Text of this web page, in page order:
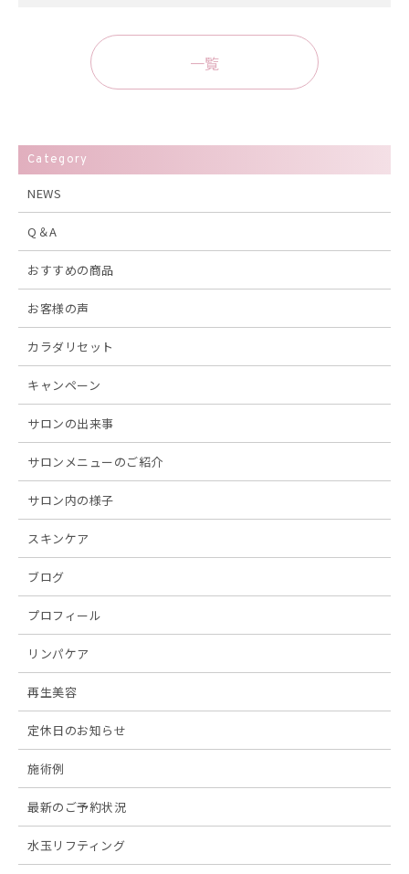
一覧
Category
NEWS
Q＆A
おすすめの商品
お客様の声
カラダリセット
キャンペーン
サロンの出来事
サロンメニューのご紹介
サロン内の様子
スキンケア
ブログ
プロフィール
リンパケア
再生美容
定休日のお知らせ
施術例
最新のご予約状況
水玉リフティング